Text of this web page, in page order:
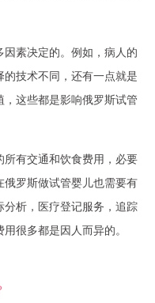
素决定的。例如，病人的
技术不同，还有一点就是
这些都是影响俄罗斯试管
所有交通和饮食费用，必要
俄罗斯做试管婴儿也需要有
析，医疗登记服务，追踪
很多都是因人而异的。